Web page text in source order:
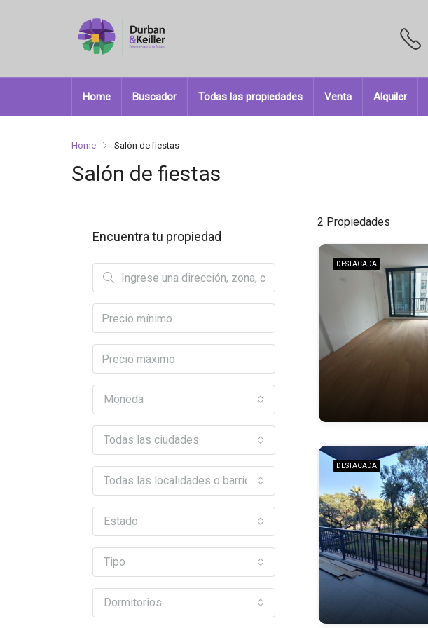
Home Buscador Todas las propiedades Venta Alquiler
Home Salón de fiestas
Salón de fiestas
2 Propiedades
DESTACADA
DESTACADA
Encuentra tu propiedad
Moneda
Todas las ciudades
Todas las localidades o barrios
Estado
Tipo
Dormitorios